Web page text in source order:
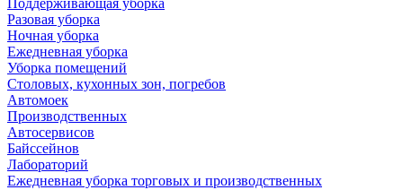
Поддерживающая уборка
Разовая уборка
Ночная уборка
Ежедневная уборка
Уборка помещений
Столовых, кухонных зон, погребов
Автомоек
Производственных
Автосервисов
Байссейнов
Лабораторий
Ежедневная уборка торговых и производственных